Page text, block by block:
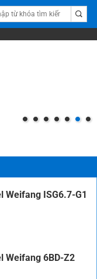
Weifang ISG6.7-G1
Weifang 6BD-Z2